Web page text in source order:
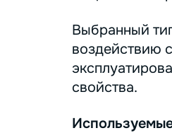
Выбранный
воздействию
свойства.